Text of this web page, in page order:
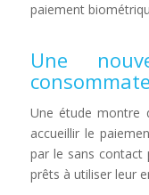
paiement
Une
Une étude montre
accueillir le
par le sans contact
prêts à utiliser leur